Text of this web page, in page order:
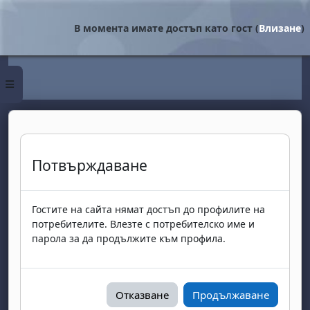
Страничен панел
В момента имате достъп като гост (Влизане)
Потвърждаване
Гостите на сайта нямат достъп до профилите на
потребителите. Влезте с потребителско име и
парола за да продължите към профила.
Отказване Продължаване